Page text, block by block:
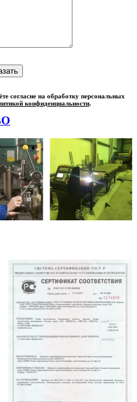
согласие на обработку персональных
конфиденциальности.